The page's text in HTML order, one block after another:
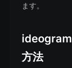
ます。
方法